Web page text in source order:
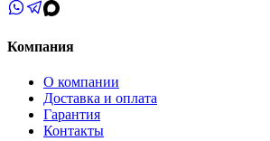
Компания
О компании
Доставка и оплата
Гарантия
Контакты